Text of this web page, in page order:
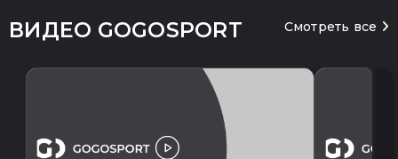
ВИДЕО GOGOSPORT Смотреть все